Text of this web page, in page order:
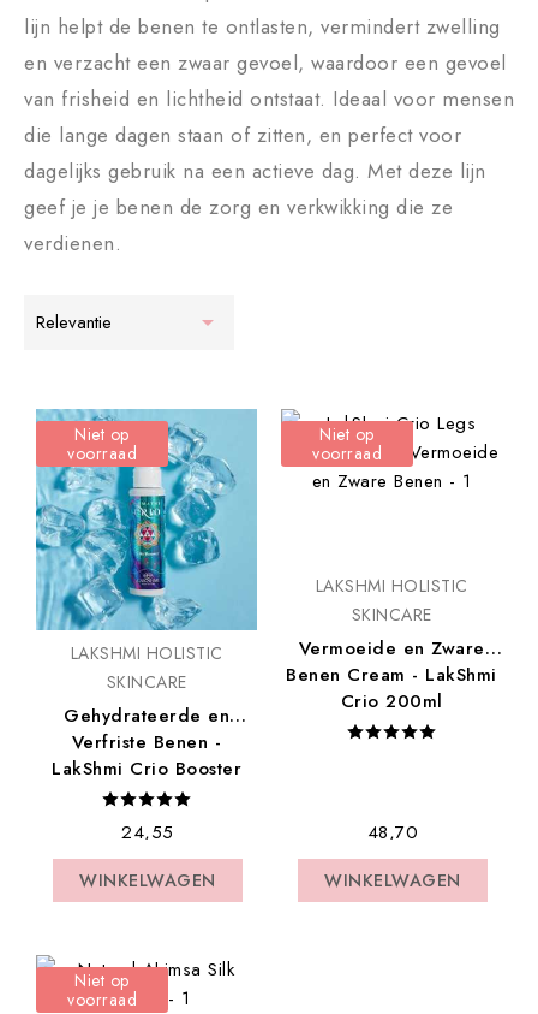
lijn helpt de benen te ontlasten, vermindert zwelling
en verzacht een zwaar gevoel, waardoor een gevoel
van frisheid en lichtheid ontstaat. Ideaal voor mensen
die lange dagen staan of zitten, en perfect voor
dagelijks gebruik na een actieve dag. Met deze lijn
geef je je benen de zorg en verkwikking die ze
verdienen.
Relevantie 
Niet op
voorraad
LAKSHMI HOLISTIC
SKINCARE
Gehydrateerde en
Verfriste Benen -
LakShmi Crio Booster
On The...
€ 24,55
WINKELWAGEN
WINKELWAGEN
Niet op
voorraad
LAKSHMI HOLISTIC
SKINCARE
Vermoeide en Zware
Benen Cream - LakShmi
Crio 200ml
€ 48,70
WINKELWAGEN
WINKELWAGEN
Niet op
voorraad